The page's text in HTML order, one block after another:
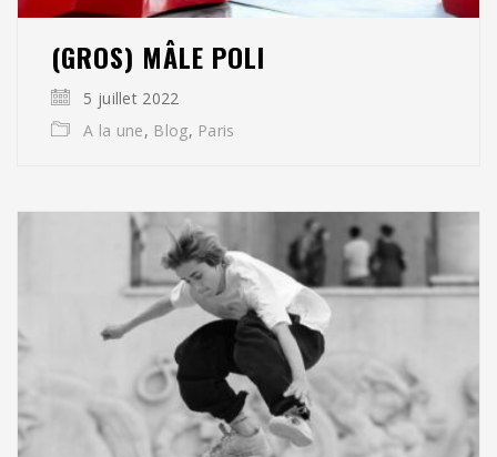
(GROS) MÂLE POLI
5 juillet 2022
A la une, Blog, Paris